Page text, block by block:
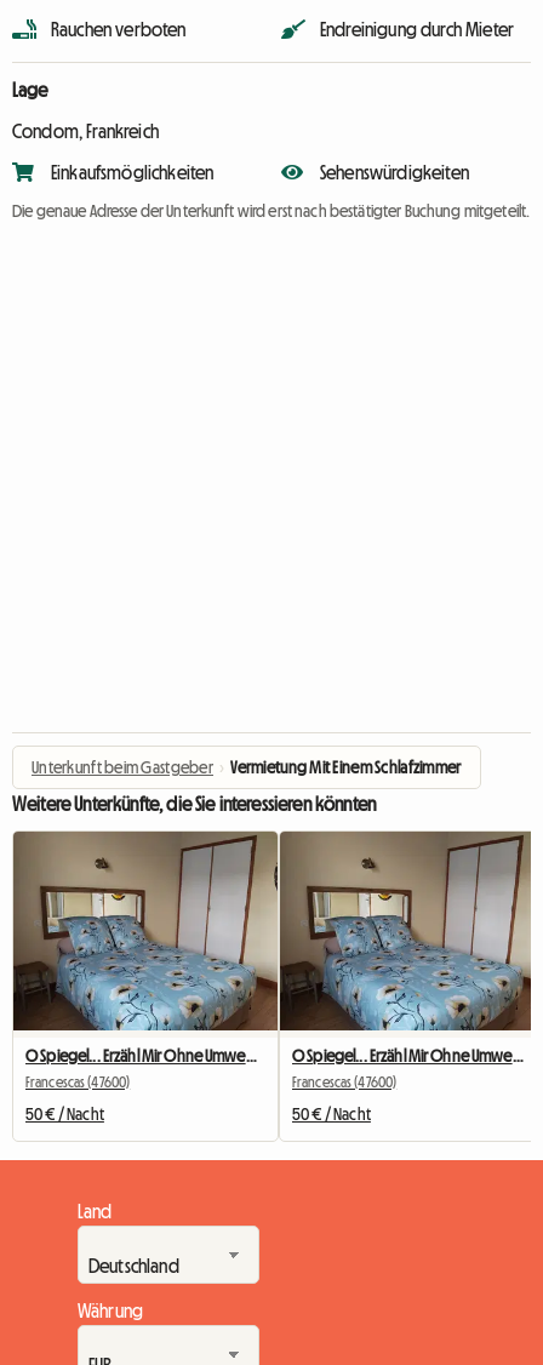
Rauchen verboten Endreinigung durch Mieter
Lage
Condom, Frankreich
Einkaufsmöglichkeiten Sehenswürdigkeiten
Die genaue Adresse der Unterkunft wird erst nach bestätigter Buchung mitgeteilt.
Unterkunft beim Gastgeber › Vermietung Mit Einem Schlafzimmer
Weitere Unterkünfte, die Sie interessieren könnten
O Spiegel... Erzähl Mir Ohne Umweg Alles über Diesen Aufenthalt
Francescas (47600)
50 € / Nacht
O Spiegel... Erzähl Mir Ohne Umweg Alles über Diesen Aufenthalt
Francescas (47600)
50 € / Nacht
Land
Währung